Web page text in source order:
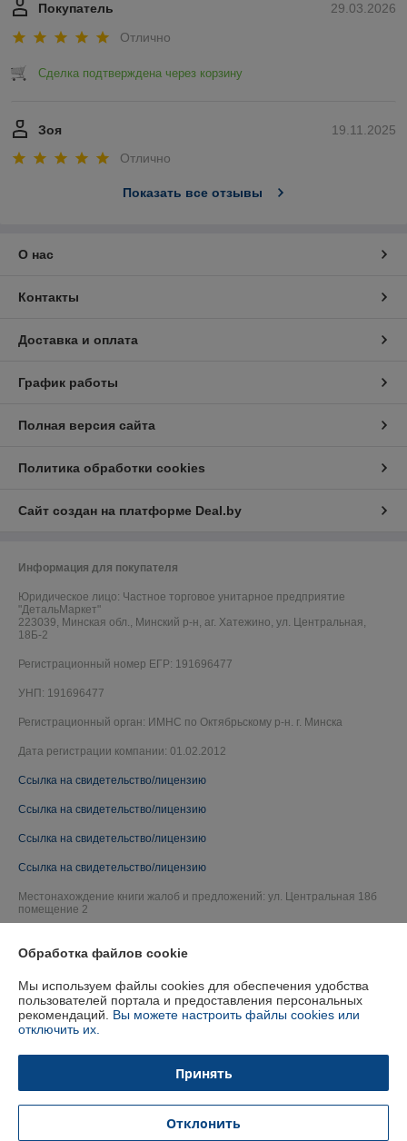
29.03.2026
Покупатель
Отлично
Сделка подтверждена через корзину
19.11.2025
Зоя
Отлично
Показать все отзывы
О нас
Контакты
Доставка и оплата
График работы
Полная версия сайта
Политика обработки cookies
Сайт создан на платформе Deal.by
Информация для покупателя
Юридическое лицо: Частное торговое унитарное предприятие
"ДетальМаркет"
223039, Минская обл., Минский р-н, аг. Хатежино, ул. Центральная,
18Б-2
Регистрационный номер ЕГР: 191696477
УНП: 191696477
Регистрационный орган: ИМНС по Октябрьскому р-н. г. Минска
Дата регистрации компании: 01.02.2012
Ссылка на свидетельство/лицензию
Ссылка на свидетельство/лицензию
Ссылка на свидетельство/лицензию
Ссылка на свидетельство/лицензию
Местонахождение книги жалоб и предложений: ул. Центральная 18б
помещение 2
Обработка файлов cookie
Мы используем файлы cookies для обеспечения удобства
пользователей портала и предоставления персональных
рекомендаций. Вы можете настроить файлы cookies или
отключить их.
Принять
Отклонить